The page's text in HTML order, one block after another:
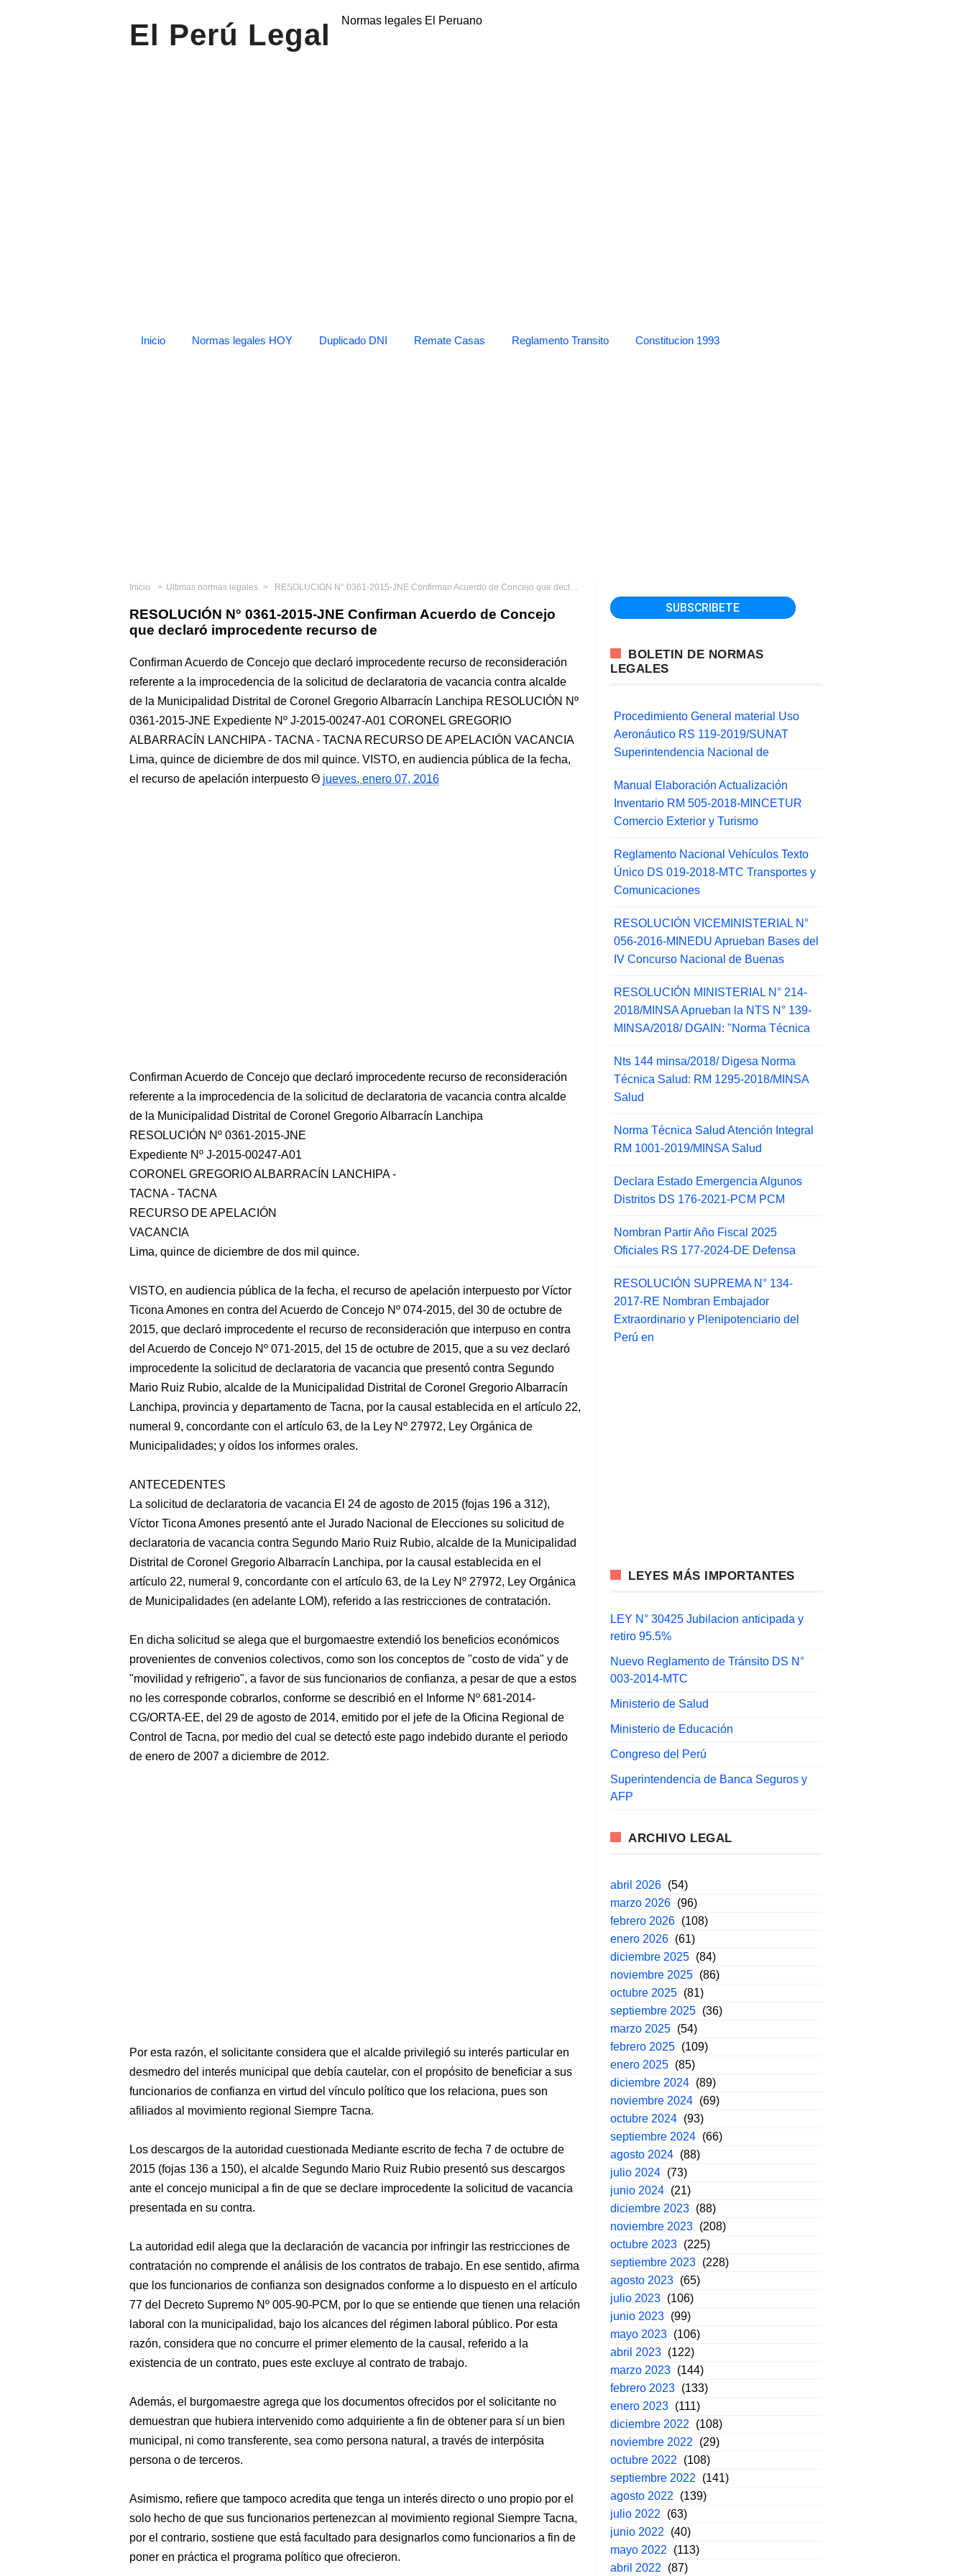
El Perú Legal Normas legales El Peruano
Inicio Normas legales HOY Duplicado DNI Remate Casas Reglamento Transito Constitucion 1993
Inicio Últimas normas legales RESOLUCIÓN N° 0361-2015-JNE Confirman Acuerdo de Concejo que declaró improcedente recurso de
RESOLUCIÓN N° 0361-2015-JNE Confirman Acuerdo de Concejo
que declaró improcedente recurso de
Confirman Acuerdo de Concejo que declaró improcedente recurso de reconsideración
referente a la improcedencia de la solicitud de declaratoria de vacancia contra alcalde
de la Municipalidad Distrital de Coronel Gregorio Albarracín Lanchipa RESOLUCIÓN Nº
0361-2015-JNE Expediente Nº J-2015-00247-A01 CORONEL GREGORIO
ALBARRACÍN LANCHIPA - TACNA - TACNA RECURSO DE APELACIÓN VACANCIA
Lima, quince de diciembre de dos mil quince. VISTO, en audiencia pública de la fecha,
el recurso de apelación interpuesto
jueves, enero 07, 2016
Confirman Acuerdo de Concejo que declaró improcedente recurso de reconsideración
referente a la improcedencia de la solicitud de declaratoria de vacancia contra alcalde
de la Municipalidad Distrital de Coronel Gregorio Albarracín Lanchipa
RESOLUCIÓN Nº 0361-2015-JNE
Expediente Nº J-2015-00247-A01
CORONEL GREGORIO ALBARRACÍN LANCHIPA -
TACNA - TACNA
RECURSO DE APELACIÓN
VACANCIA
Lima, quince de diciembre de dos mil quince.
VISTO, en audiencia pública de la fecha, el recurso de apelación interpuesto por Víctor
Ticona Amones en contra del Acuerdo de Concejo Nº 074-2015, del 30 de octubre de
2015, que declaró improcedente el recurso de reconsideración que interpuso en contra
del Acuerdo de Concejo Nº 071-2015, del 15 de octubre de 2015, que a su vez declaró
improcedente la solicitud de declaratoria de vacancia que presentó contra Segundo
Mario Ruiz Rubio, alcalde de la Municipalidad Distrital de Coronel Gregorio Albarracín
Lanchipa, provincia y departamento de Tacna, por la causal establecida en el artículo 22,
numeral 9, concordante con el artículo 63, de la Ley Nº 27972, Ley Orgánica de
Municipalidades; y oídos los informes orales.
ANTECEDENTES
La solicitud de declaratoria de vacancia El 24 de agosto de 2015 (fojas 196 a 312),
Víctor Ticona Amones presentó ante el Jurado Nacional de Elecciones su solicitud de
declaratoria de vacancia contra Segundo Mario Ruiz Rubio, alcalde de la Municipalidad
Distrital de Coronel Gregorio Albarracín Lanchipa, por la causal establecida en el
artículo 22, numeral 9, concordante con el artículo 63, de la Ley Nº 27972, Ley Orgánica
de Municipalidades (en adelante LOM), referido a las restricciones de contratación.
En dicha solicitud se alega que el burgomaestre extendió los beneficios económicos
provenientes de convenios colectivos, como son los conceptos de "costo de vida" y de
"movilidad y refrigerio", a favor de sus funcionarios de confianza, a pesar de que a estos
no les corresponde cobrarlos, conforme se describió en el Informe Nº 681-2014-
CG/ORTA-EE, del 29 de agosto de 2014, emitido por el jefe de la Oficina Regional de
Control de Tacna, por medio del cual se detectó este pago indebido durante el periodo
de enero de 2007 a diciembre de 2012.
Por esta razón, el solicitante considera que el alcalde privilegió su interés particular en
desmedro del interés municipal que debía cautelar, con el propósito de beneficiar a sus
funcionarios de confianza en virtud del vínculo político que los relaciona, pues son
afiliados al movimiento regional Siempre Tacna.
Los descargos de la autoridad cuestionada Mediante escrito de fecha 7 de octubre de
2015 (fojas 136 a 150), el alcalde Segundo Mario Ruiz Rubio presentó sus descargos
ante el concejo municipal a fin de que se declare improcedente la solicitud de vacancia
presentada en su contra.
La autoridad edil alega que la declaración de vacancia por infringir las restricciones de
contratación no comprende el análisis de los contratos de trabajo. En ese sentido, afirma
que los funcionarios de confianza son designados conforme a lo dispuesto en el artículo
77 del Decreto Supremo Nº 005-90-PCM, por lo que se entiende que tienen una relación
laboral con la municipalidad, bajo los alcances del régimen laboral público. Por esta
razón, considera que no concurre el primer elemento de la causal, referido a la
existencia de un contrato, pues este excluye al contrato de trabajo.
Además, el burgomaestre agrega que los documentos ofrecidos por el solicitante no
demuestran que hubiera intervenido como adquiriente a fin de obtener para sí un bien
municipal, ni como transferente, sea como persona natural, a través de interpósita
persona o de terceros.
Asimismo, refiere que tampoco acredita que tenga un interés directo o uno propio por el
solo hecho de que sus funcionarios pertenezcan al movimiento regional Siempre Tacna,
por el contrario, sostiene que está facultado para designarlos como funcionarios a fin de
poner en práctica el programa político que ofrecieron.
BOLETIN DE NORMAS
LEGALES
Procedimiento General material Uso
Aeronáutico RS 119-2019/SUNAT
Superintendencia Nacional de
Manual Elaboración Actualización
Inventario RM 505-2018-MINCETUR
Comercio Exterior y Turismo
Reglamento Nacional Vehículos Texto
Único DS 019-2018-MTC Transportes y
Comunicaciones
RESOLUCIÓN VICEMINISTERIAL N°
056-2016-MINEDU Aprueban Bases del
IV Concurso Nacional de Buenas
RESOLUCIÓN MINISTERIAL N° 214-
2018/MINSA Aprueban la NTS N° 139-
MINSA/2018/ DGAIN: "Norma Técnica
Nts 144 minsa/2018/ Digesa Norma
Técnica Salud: RM 1295-2018/MINSA
Salud
Norma Técnica Salud Atención Integral
RM 1001-2019/MINSA Salud
Declara Estado Emergencia Algunos
Distritos DS 176-2021-PCM PCM
Nombran Partir Año Fiscal 2025
Oficiales RS 177-2024-DE Defensa
RESOLUCIÓN SUPREMA N° 134-
2017-RE Nombran Embajador
Extraordinario y Plenipotenciario del
Perú en
LEYES MÁS IMPORTANTES
LEY N° 30425 Jubilacion anticipada y
retiro 95.5%
Nuevo Reglamento de Tránsito DS N°
003-2014-MTC
Ministerio de Salud
Ministerio de Educación
Congreso del Perú
Superintendencia de Banca Seguros y
AFP
ARCHIVO LEGAL
abril 2026 (54)
marzo 2026 (96)
febrero 2026 (108)
enero 2026 (61)
diciembre 2025 (84)
noviembre 2025 (86)
octubre 2025 (81)
septiembre 2025 (36)
marzo 2025 (54)
febrero 2025 (109)
enero 2025 (85)
diciembre 2024 (89)
noviembre 2024 (69)
octubre 2024 (93)
septiembre 2024 (66)
agosto 2024 (88)
julio 2024 (73)
junio 2024 (21)
diciembre 2023 (88)
noviembre 2023 (208)
octubre 2023 (225)
septiembre 2023 (228)
agosto 2023 (65)
julio 2023 (106)
junio 2023 (99)
mayo 2023 (106)
abril 2023 (122)
marzo 2023 (144)
febrero 2023 (133)
enero 2023 (111)
diciembre 2022
(108)
noviembre 2022
(29)
octubre 2022
(108)
septiembre 2022
(141)
agosto 2022
(139)
julio 2022
(63)
junio 2022
(40)
mayo 2022
(113)
abril 2022
(87)